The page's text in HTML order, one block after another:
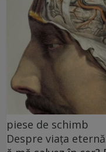
piese de schimb
Despre viața